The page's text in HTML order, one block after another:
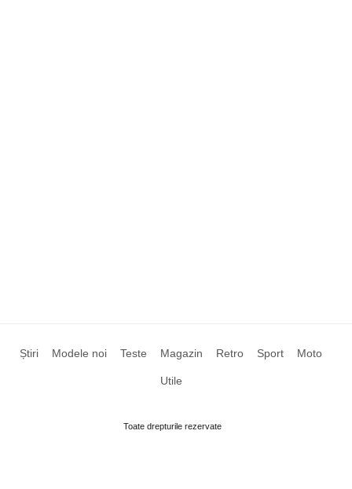
Știri Modele noi Teste Magazin Retro Sport Moto
Utile
Toate drepturile rezervate